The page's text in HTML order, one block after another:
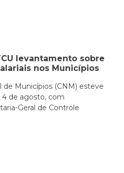
levantamento sobre
nos Municípios
de Municípios (CNM) esteve
4 de agosto, com
Geral de Controle